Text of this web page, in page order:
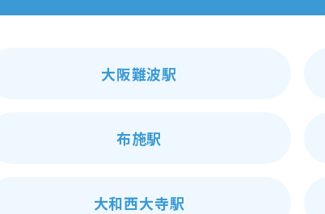
大阪難波駅
布施駅
大和西大寺駅